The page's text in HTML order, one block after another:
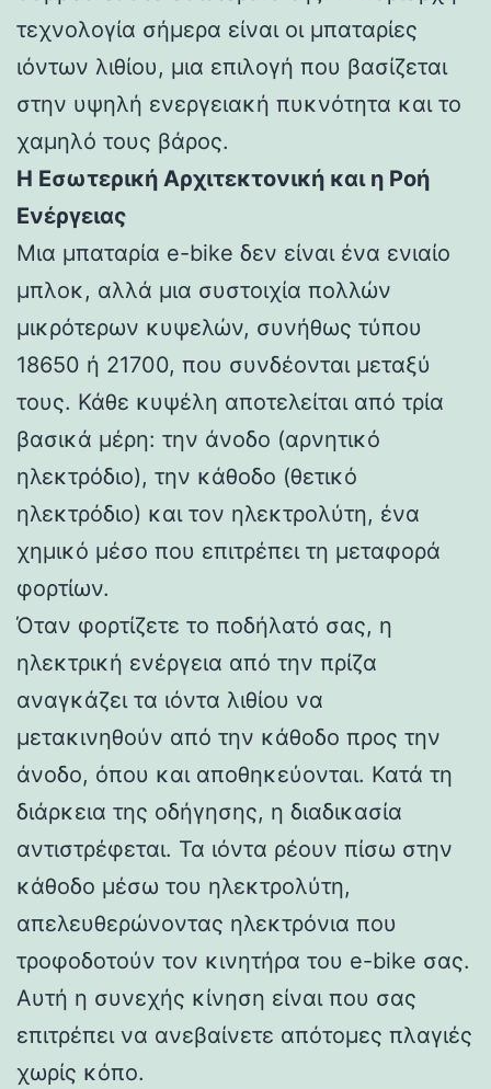
τεχνολογία σήμερα είναι οι μπαταρίες
ιόντων λιθίου, μια επιλογή που βασίζεται
στην υψηλή ενεργειακή πυκνότητα και το
χαμηλό τους βάρος.
Η Εσωτερική Αρχιτεκτονική και η Ροή
Ενέργειας
Μια μπαταρία e-bike δεν είναι ένα ενιαίο
μπλοκ, αλλά μια συστοιχία πολλών
μικρότερων κυψελών, συνήθως τύπου
18650 ή 21700, που συνδέονται μεταξύ
τους. Κάθε κυψέλη αποτελείται από τρία
βασικά μέρη: την άνοδο (αρνητικό
ηλεκτρόδιο), την κάθοδο (θετικό
ηλεκτρόδιο) και τον ηλεκτρολύτη, ένα
χημικό μέσο που επιτρέπει τη μεταφορά
φορτίων.
Όταν φορτίζετε το ποδήλατό σας, η
ηλεκτρική ενέργεια από την πρίζα
αναγκάζει τα ιόντα λιθίου να
μετακινηθούν από την κάθοδο προς την
άνοδο, όπου και αποθηκεύονται. Κατά τη
διάρκεια της οδήγησης, η διαδικασία
αντιστρέφεται. Τα ιόντα ρέουν πίσω στην
κάθοδο μέσω του ηλεκτρολύτη,
απελευθερώνοντας ηλεκτρόνια που
τροφοδοτούν τον κινητήρα του e-bike σας.
Αυτή η συνεχής κίνηση είναι που σας
επιτρέπει να ανεβαίνετε απότομες πλαγιές
χωρίς κόπο.